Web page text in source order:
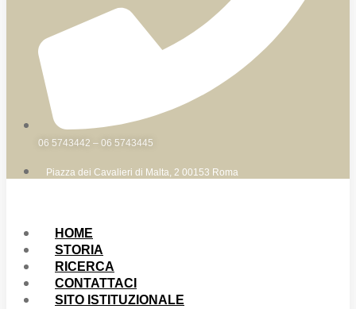
06 5743442 – 06 5743445
Piazza dei Cavalieri di Malta, 2 00153 Roma
HOME
STORIA
RICERCA
CONTATTACI
SITO ISTITUZIONALE